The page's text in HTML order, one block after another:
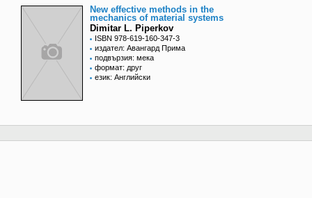
New effective methods in the
mechanics of material systems
Dimitar L. Piperkov
ISBN 978-619-160-347-3
издател: Авангард Прима
подвързия: мека
формат: друг
език: Английски